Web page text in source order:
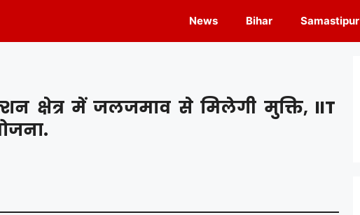
News Bihar Samastipur
क्षेत्र में जलजमाव से मिलेगी मुक्ति, IIT